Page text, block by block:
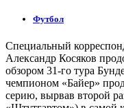
Футбол
Специальный
Александр Косяков
обзором 31-го тура
чемпионом «Байер»
серию, вырвав второй